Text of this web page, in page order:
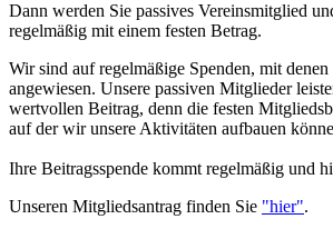
Dann werden Sie passives Vereinsmitglied
regelmäßig mit einem festen Betrag.
Wir sind auf regelmäßige Spenden, mit
angewiesen. Unsere passiven Mitglieder
wertvollen Beitrag, denn die festen
auf der wir unsere Aktivitäten aufbauen
Ihre Beitragsspende kommt regelmäßig und
Unseren Mitgliedsantrag finden Sie "hier".